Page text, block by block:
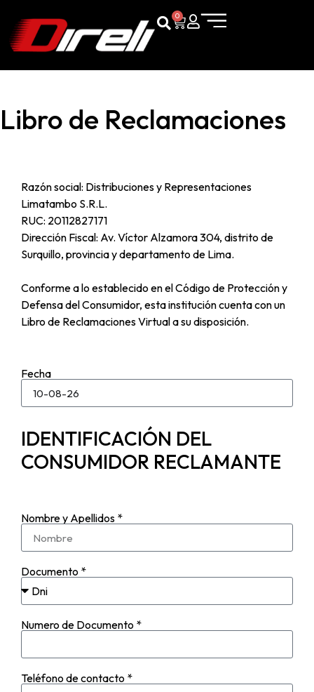
0
Libro de Reclamaciones
Razón social: Distribuciones y Representaciones
Limatambo S.R.L.
RUC: 20112827171
Dirección Fiscal: Av. Víctor Alzamora 304, distrito de
Surquillo, provincia y departamento de Lima.
Conforme a lo establecido en el Código de Protección y
Defensa del Consumidor, esta institución cuenta con un
Libro de Reclamaciones Virtual a su disposición.
Fecha
IDENTIFICACIÓN DEL
CONSUMIDOR RECLAMANTE
Nombre y Apellidos *
Documento *
Numero de Documento *
Teléfono de contacto *